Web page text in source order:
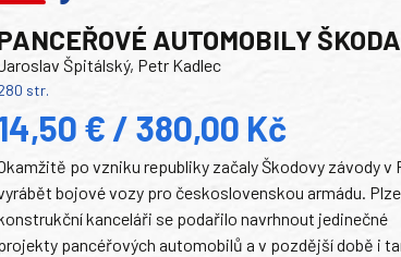
AUTOMOBILY ŠKODA
Špitálský, Petr Kadlec
str.
€ / 380,00 Kč
po vzniku republiky začaly Škodovy závody v
bojové vozy pro československou armádu.
kanceláři se podařilo navrhnout jedinečné
pancéřových automobilů a v pozdější době i